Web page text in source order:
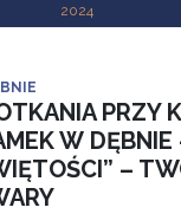
2024
PRZY
W DĘBNIE
–